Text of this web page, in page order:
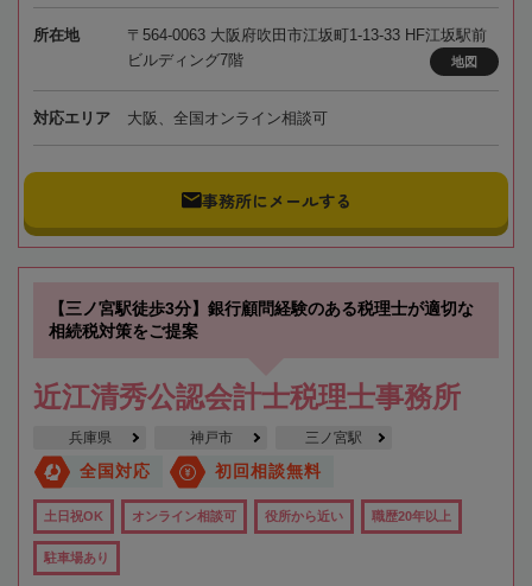
所在地
〒564-0063 大阪府吹田市江坂町1-13-33 HF江坂駅前
ビルディング7階
地図
対応エリア 大阪、全国オンライン相談可
事務所にメールする
【三ノ宮駅徒歩3分】銀行顧問経験のある税理士が適切な
相続税対策をご提案
近江清秀公認会計士税理士事務所
兵庫県 神戸市 三ノ宮駅
全国対応 初回相談無料
土日祝OK オンライン相談可 役所から近い 職歴20年以上
駐車場あり